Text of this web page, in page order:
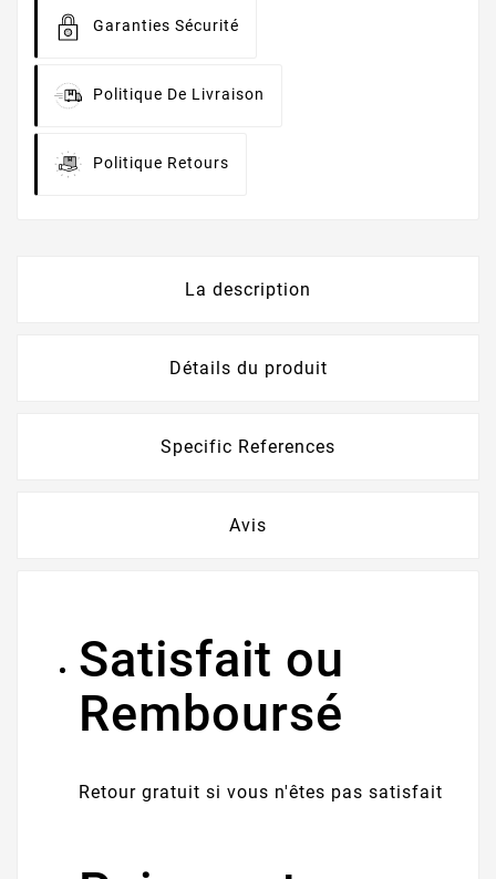
Garanties Sécurité
Politique De Livraison
Politique Retours
La description
Détails du produit
Specific References
Avis
Satisfait ou
Remboursé
Retour gratuit si vous n'êtes pas satisfait